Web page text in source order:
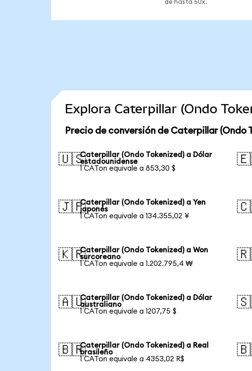
de hasta 50x.
Explora Caterpillar (Ondo
Precio de conversión de Caterpillar (Ondo
🇺🇸Caterpillar (Ondo Tokenized) a Dólar
estadounidense
1 CATon equivale a 853,30 $
🇯🇵Caterpillar (Ondo Tokenized) a Yen
japonés
1 CATon equivale a 134.355,02 ¥
🇰🇷Caterpillar (Ondo Tokenized) a Won
surcoreano
1 CATon equivale a 1.202.795,4 ₩
🇦🇺Caterpillar (Ondo Tokenized) a Dólar
australiano
1 CATon equivale a 1207,75 $
🇧🇷Caterpillar (Ondo Tokenized) a Real
brasileño
1 CATon equivale a 4353,02 R$